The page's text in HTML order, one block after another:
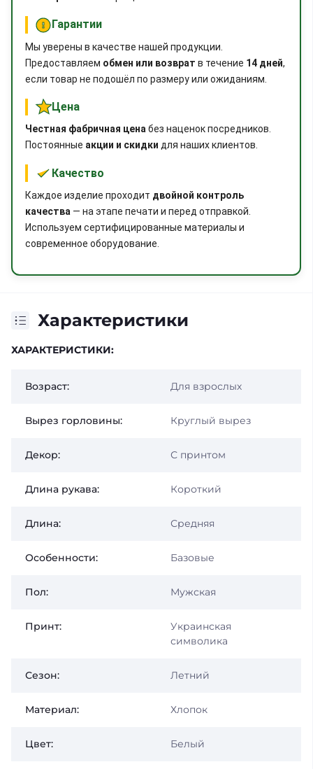
Гарантии
Мы уверены в качестве нашей продукции.
Предоставляем обмен или возврат в течение 14 дней,
если товар не подошёл по размеру или ожиданиям.
Цена
Честная фабричная ценабез наценок посредников.
Постоянные акции и скидки для наших клиентов.
Качество
Каждое изделие проходит двойной контроль
качества — на этапе печати и перед отправкой.
Используем сертифицированные материалы и
современное оборудование.
Характеристики
ХАРАКТЕРИСТИКИ:
Возраст: Для взрослых
Вырез горловины: Круглый вырез
Декор: С принтом
Длина рукава: Короткий
Длина: Средняя
Особенности: Базовые
Пол: Мужская
Принт:
Украинская
символика
Сезон: Летний
Материал: Хлопок
Цвет: Белый